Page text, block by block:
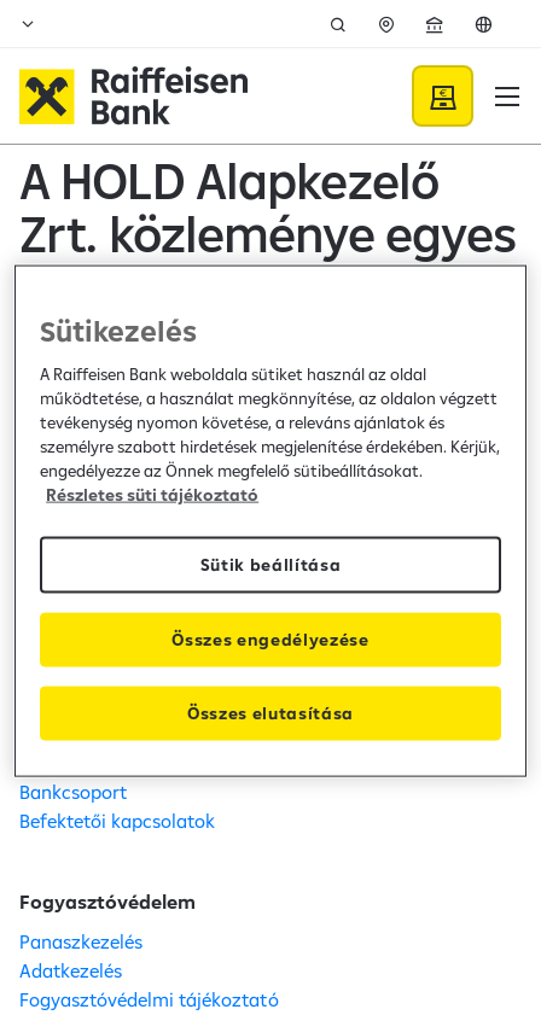
Ugrás a fő tartalomhoz
Közzétételek - Raiffeisen
A HOLD Alapkezelő
Zrt. közleménye egyes
Befektetési Alapok
dokumentumainak
változásáról
Bank közzététel / 2024. szeptember 2.
Hirdetmény
Kapcsolat
Telefon: +36 80 488 588
Közzétételek
Bankcsoport
Befektetői kapcsolatok
Fogyasztóvédelem
Panaszkezelés
Adatkezelés
Fogyasztóvédelmi tájékoztató
Sütikezelés
A Raiffeisen Bank weboldala sütiket használ az oldal
működtetése, a használat megkönnyítése, az oldalon végzett
tevékenység nyomon követése, a releváns ajánlatok és
személyre szabott hirdetések megjelenítése érdekében. Kérjük,
engedélyezze az Önnek megfelelő sütibeállításokat.
Részletes süti tájékoztató
Sütik beállítása
Összes elutasítása
Összes engedélyezése